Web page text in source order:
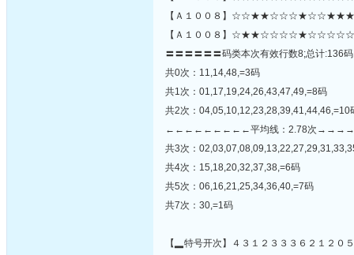
【Ａ１００８】
【Ａ１００８】
〓〓〓〓〓〓码类本次有效行数8;总计:136
共0次：11,14,48,=3码
共1次：01,17,19,24,26,43,47,49,=8码
共2次：04,05,10,12,23,28,39,41,44,46,=10
←←←←←←←←←平均线：2.78次
共3次：
共4次：15,18,20,32,37,38,=6码
共5次：06,16,21,25,34,36,40,=7码
共7次：30,=1码
【▂特号开次】４３１２３３３６２１２０